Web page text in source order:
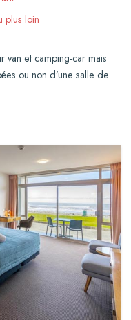
plus loin
van et camping-car mais
ou non d’une salle de